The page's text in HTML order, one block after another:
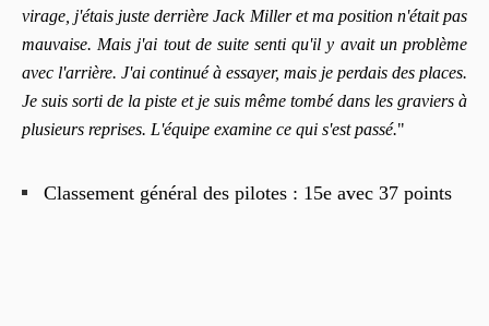
virage, j'étais juste derrière Jack Miller et ma position n'était pas
mauvaise. Mais j'ai tout de suite senti qu'il y avait un problème
avec l'arrière. J'ai continué à essayer, mais je perdais des places.
Je suis sorti de la piste et je suis même tombé dans les graviers à
plusieurs reprises. L'équipe examine ce qui s'est passé."
Classement général des pilotes : 15e avec 37 points